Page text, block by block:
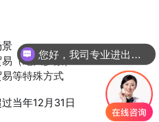
景
（绝大多数）
等特殊方式
当年12月31日